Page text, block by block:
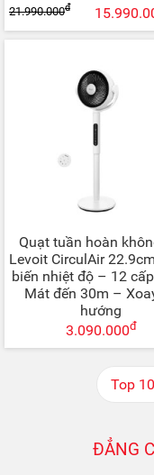
21.990.000đ
Quạt tuần hoàn
Levoit CirculAir
biến nhiệt độ – 12
Mát đến 30m –
hướng
3.090.000đ
ĐẲNG